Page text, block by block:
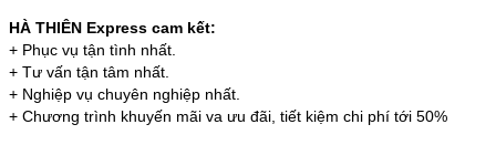
HÀ THIÊN Express cam kết:
+ Phục vụ tận tình nhất.
+ Tư vấn tận tâm nhất.
+ Nghiệp vụ chuyên nghiệp nhất.
+ Chương trình khuyến mãi va ưu đãi, tiết kiệm chi phí tới 50%